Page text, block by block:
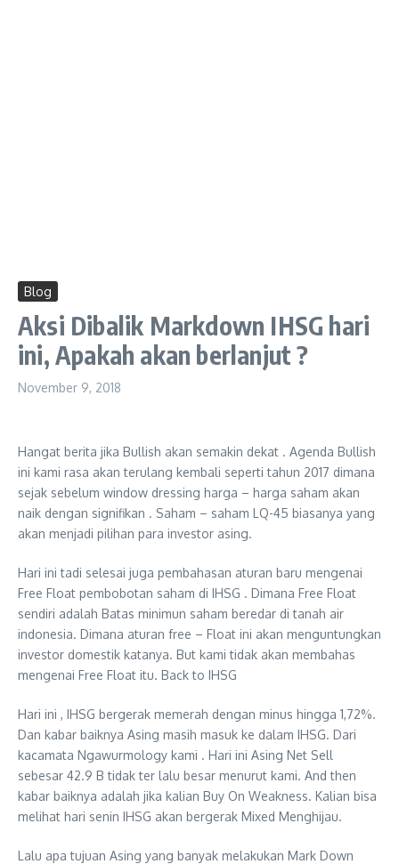
Blog
Aksi Dibalik Markdown IHSG hari
ini, Apakah akan berlanjut ?
November 9, 2018
Hangat berita jika Bullish akan semakin dekat . Agenda Bullish
ini kami rasa akan terulang kembali seperti tahun 2017 dimana
sejak sebelum window dressing harga – harga saham akan
naik dengan signifikan . Saham – saham LQ-45 biasanya yang
akan menjadi pilihan para investor asing.
Hari ini tadi selesai juga pembahasan aturan baru mengenai
Free Float pembobotan saham di IHSG . Dimana Free Float
sendiri adalah Batas minimun saham beredar di tanah air
indonesia. Dimana aturan free – Float ini akan menguntungkan
investor domestik katanya. But kami tidak akan membahas
mengenai Free Float itu. Back to IHSG
Hari ini , IHSG bergerak memerah dengan minus hingga 1,72%.
Dan kabar baiknya Asing masih masuk ke dalam IHSG. Dari
kacamata Ngawurmology kami . Hari ini Asing Net Sell
sebesar 42.9 B tidak ter lalu besar menurut kami. And then
kabar baiknya adalah jika kalian Buy On Weakness. Kalian bisa
melihat hari senin IHSG akan bergerak Mixed Menghijau.
Lalu apa tujuan Asing yang banyak melakukan Mark Down